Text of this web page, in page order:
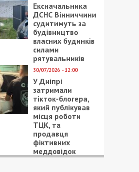
Ексначальника
ДСНС Вінниччини
судитимуть за
будівництво
власних будинків
силами
рятувальників
30/07/2026 - 12:00
У Дніпрі
затримали
тікток-блогера,
який публікував
місця роботи
ТЦК, та
продавця
фіктивних
меддовідок